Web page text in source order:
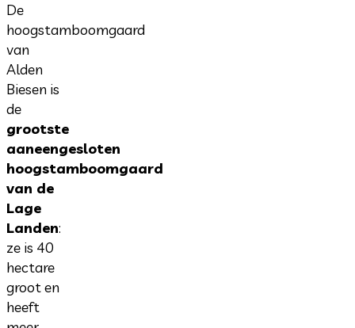
De
hoogstamboomgaard
van
Alden
Biesen is
de
grootste
aaneengesloten
hoogstamboomgaard
van de
Lage
Landen:
ze is 40
hectare
groot en
heeft